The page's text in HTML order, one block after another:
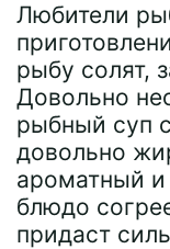
Любители
рыбу солят,
Довольно
рыбный суп
довольно
ароматный
блюдо
придаст